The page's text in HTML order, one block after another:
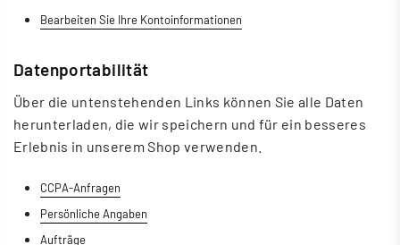
Bearbeiten Sie Ihre Kontoinformationen
Datenportabilität
Über die untenstehenden Links können Sie alle Daten
herunterladen, die wir speichern und für ein besseres
Erlebnis in unserem Shop verwenden.
CCPA-Anfragen
Persönliche Angaben
Aufträge